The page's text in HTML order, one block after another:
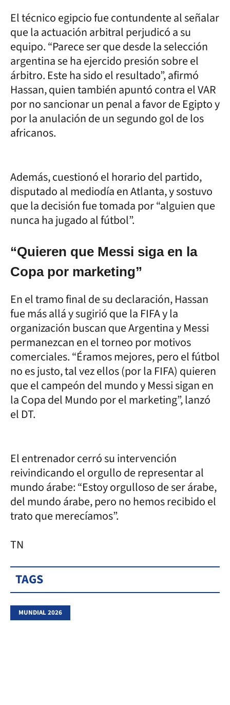
El técnico egipcio fue contundente al señalar
que la actuación arbitral perjudicó a su
equipo. “Parece ser que desde la selección
argentina se ha ejercido presión sobre el
árbitro. Este ha sido el resultado”, afirmó
Hassan, quien también apuntó contra el VAR
por no sancionar un penal a favor de Egipto y
por la anulación de un segundo gol de los
africanos.
Además, cuestionó el horario del partido,
disputado al mediodía en Atlanta, y sostuvo
que la decisión fue tomada por “alguien que
nunca ha jugado al fútbol”.
“Quieren que Messi siga en la
Copa por marketing”
En el tramo final de su declaración, Hassan
fue más allá y sugirió que la FIFA y la
organización buscan que Argentina y Messi
permanezcan en el torneo por motivos
comerciales. “Éramos mejores, pero el fútbol
no es justo, tal vez ellos (por la FIFA) quieren
que el campeón del mundo y Messi sigan en
la Copa del Mundo por el marketing”, lanzó
el DT.
El entrenador cerró su intervención
reivindicando el orgullo de representar al
mundo árabe: “Estoy orgulloso de ser árabe,
del mundo árabe, pero no hemos recibido el
trato que merecíamos”.
TN
TAGS
MUNDIAL 2026